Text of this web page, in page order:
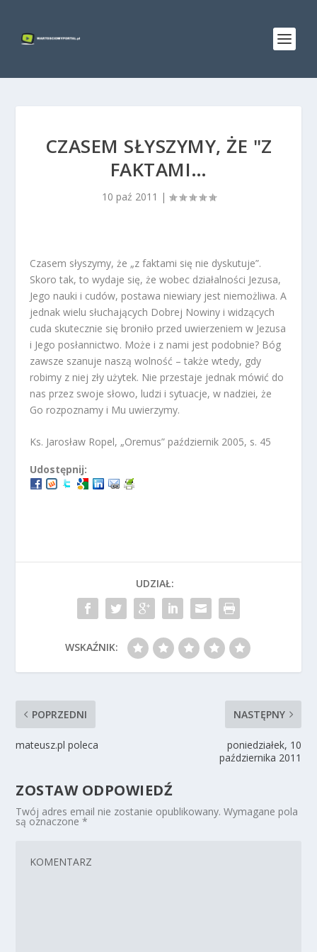
CZASEM SŁYSZYMY, ŻE "Z
FAKTAMI…
10 paź 2011 |
Czasem słyszymy, że „z faktami się nie dyskutuje”.
Skoro tak, to wydaje się, że wobec działalności Jezusa,
Jego nauki i cudów, postawa niewiary jest niemożliwa. A
jednak wielu słuchających Dobrej Nowiny i widzących
cuda skutecznie się broniło przed uwierzeniem w Jezusa
i Jego posłannictwo. Może i z nami jest podobnie? Bóg
zawsze szanuje naszą wolność – także wtedy, gdy
robimy z niej zły użytek. Nie przestaje jednak mówić do
nas przez swoje słowo, ludzi i sytuacje, w nadziei, że
Go rozpoznamy i Mu uwierzymy.
Ks. Jarosław Ropel, „Oremus” październik 2005, s. 45
Udostępnij:
UDZIAŁ:
WSKAŹNIK:
POPRZEDNI
mateusz.pl poleca
NASTĘPNY
poniedziałek, 10
października 2011
ZOSTAW ODPOWIEDŹ
Twój adres email nie zostanie opublikowany. Wymagane pola
są oznaczone*